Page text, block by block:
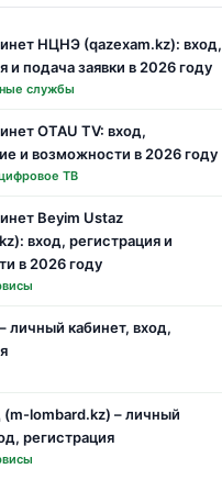
НЦНЭ (qazexam.kz): вход,
и подача заявки в 2026 году
службы
OTAU TV: вход,
и возможности в 2026 году
ТВ
Beyim Ustaz
вход, регистрация и
в 2026 году
личный кабинет, вход,
lombard.kz) – личный
регистрация